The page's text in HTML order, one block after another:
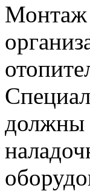
Монтаж
должны